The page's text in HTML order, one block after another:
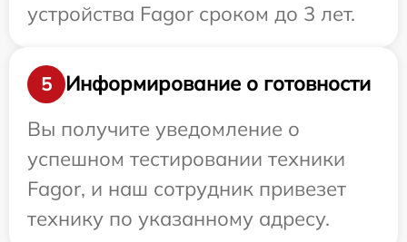
устройства Fagor сроком до 3 лет.
5
Информирование о готовности
Вы получите уведомление о
успешном тестировании техники
Fagor, и наш сотрудник привезет
технику по указанному адресу.